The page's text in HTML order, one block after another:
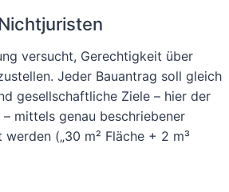
versucht, Gerechtigkeit über
Jeder Bauantrag soll gleich
gesellschaftliche Ziele – hier der
mittels genau beschriebener
(„30 m² Fläche + 2 m³